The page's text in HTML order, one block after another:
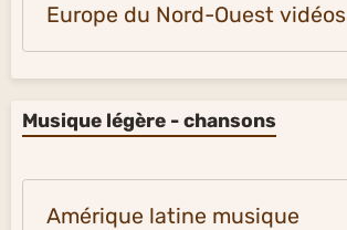
Europe du Nord-Ouest vidéos
Musique légère - chansons
Amérique latine musique